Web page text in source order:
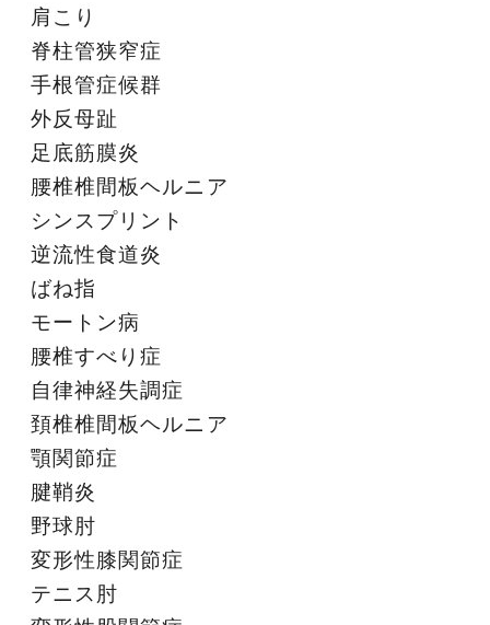
肩こり
脊柱管狭窄症
手根管症候群
外反母趾
足底筋膜炎
腰椎椎間板ヘルニア
シンスプリント
逆流性食道炎
ばね指
モートン病
腰椎すべり症
自律神経失調症
頚椎椎間板ヘルニア
顎関節症
腱鞘炎
野球肘
変形性膝関節症
テニス肘